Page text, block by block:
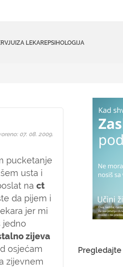
ZA LEKAREPSIHOLOGIJA
pucketanje
usta i
na ct
da pijem i
jer mi
jedno
zijeva
osjećam
zijevnem
07. 08. 2009.